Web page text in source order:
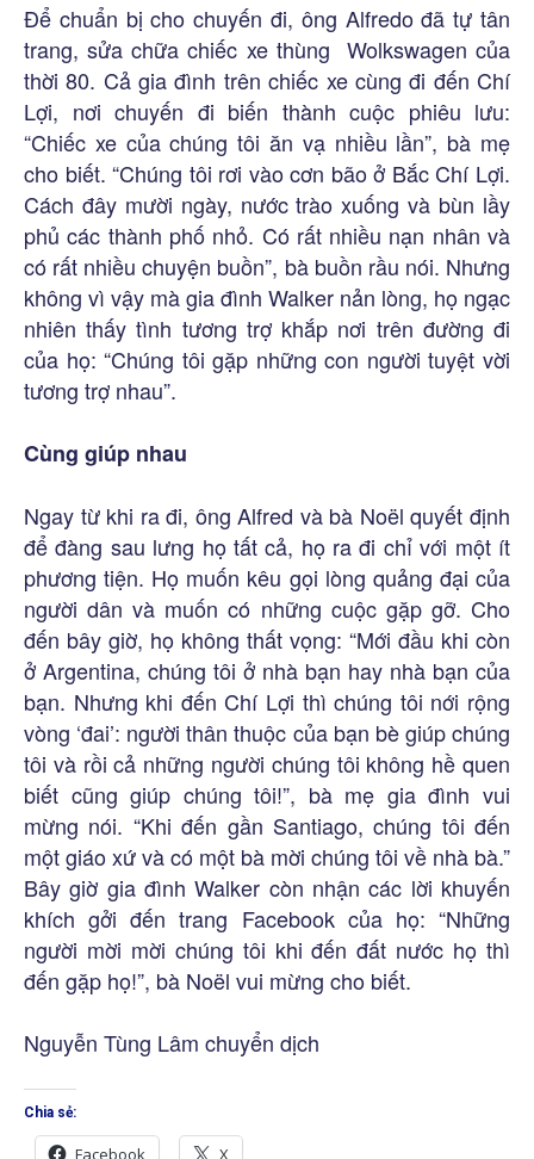
Để chuẩn bị cho chuyến đi, ông Alfredo đã tự tân
trang, sửa chữa chiếc xe thùng Wolkswagen của
thời 80. Cả gia đình trên chiếc xe cùng đi đến Chí
Lợi, nơi chuyến đi biến thành cuộc phiêu lưu:
“Chiếc xe của chúng tôi ăn vạ nhiều lần”, bà mẹ
cho biết. “Chúng tôi rơi vào cơn bão ở Bắc Chí Lợi.
Cách đây mười ngày, nước trào xuống và bùn lầy
phủ các thành phố nhỏ. Có rất nhiều nạn nhân và
có rất nhiều chuyện buồn”, bà buồn rầu nói. Nhưng
không vì vậy mà gia đình Walker nản lòng, họ ngạc
nhiên thấy tình tương trợ khắp nơi trên đường đi
của họ: “Chúng tôi gặp những con người tuyệt vời
tương trợ nhau”.
Cùng giúp nhau
Ngay từ khi ra đi, ông Alfred và bà Noël quyết định
để đàng sau lưng họ tất cả, họ ra đi chỉ với một ít
phương tiện. Họ muốn kêu gọi lòng quảng đại của
người dân và muốn có những cuộc gặp gỡ. Cho
đến bây giờ, họ không thất vọng: “Mới đầu khi còn
ở Argentina, chúng tôi ở nhà bạn hay nhà bạn của
bạn. Nhưng khi đến Chí Lợi thì chúng tôi nới rộng
vòng ‘đai’: người thân thuộc của bạn bè giúp chúng
tôi và rồi cả những người chúng tôi không hề quen
biết cũng giúp chúng tôi!”, bà mẹ gia đình vui
mừng nói. “Khi đến gần Santiago, chúng tôi đến
một giáo xứ và có một bà mời chúng tôi về nhà bà.”
Bây giờ gia đình Walker còn nhận các lời khuyến
khích gởi đến trang Facebook của họ: “Những
người mời mời chúng tôi khi đến đất nước họ thì
đến gặp họ!”, bà Noël vui mừng cho biết.
Nguyễn Tùng Lâm chuyển dịch
Chia sẻ:
Facebook X